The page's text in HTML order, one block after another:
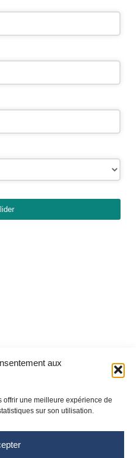
aux
offrir une meilleure expérience de
sur son utilisation.